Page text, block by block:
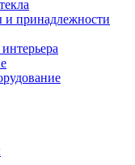
принадлежности